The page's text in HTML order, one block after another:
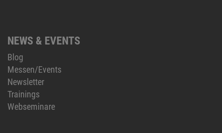
NEWS & EVENTS
Blog
Messen/Events
Newsletter
Trainings
Webseminare